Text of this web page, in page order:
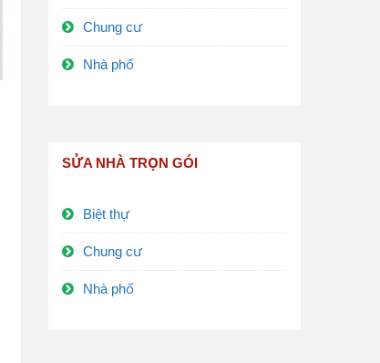
Chung cư
Nhà phố
SỬA NHÀ TRỌN GÓI
Biệt thự
Chung cư
Nhà phố